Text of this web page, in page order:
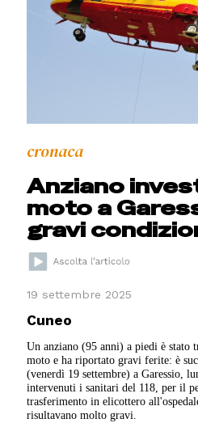
cronaca
Anziano
moto a
gravi
19 settembre 2025
Cuneo
Un anziano (95 anni) a piedi è stato
moto e ha riportato gravi ferite: è
(venerdì 19 settembre) a Garessio,
intervenuti i sanitari del 118, per il
trasferimento in elicottero
risultavano molto gravi.